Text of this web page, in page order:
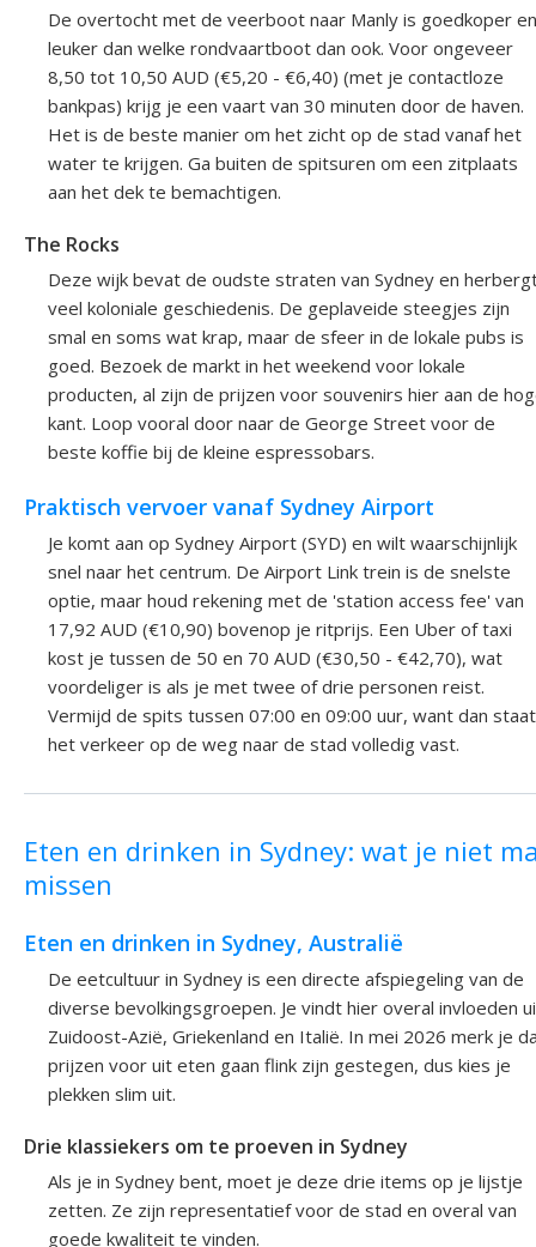
De overtocht met de veerboot naar Manly is goedkoper en
leuker dan welke rondvaartboot dan ook. Voor ongeveer
8,50 tot 10,50 AUD (€5,20 - €6,40) (met je contactloze
bankpas) krijg je een vaart van 30 minuten door de haven.
Het is de beste manier om het zicht op de stad vanaf het
water te krijgen. Ga buiten de spitsuren om een zitplaats
aan het dek te bemachtigen.
The Rocks
Deze wijk bevat de oudste straten van Sydney en
veel koloniale geschiedenis. De geplaveide steegjes zijn
smal en soms wat krap, maar de sfeer in de lokale pubs is
goed. Bezoek de markt in het weekend voor lokale
producten, al zijn de prijzen voor souvenirs hier aan de
kant. Loop vooral door naar de George Street voor de
beste koffie bij de kleine espressobars.
Praktisch vervoer vanaf Sydney Airport
Je komt aan op Sydney Airport (SYD) en wilt waarschijnlijk
snel naar het centrum. De Airport Link trein is de snelste
optie, maar houd rekening met de 'station access fee' van
17,92 AUD (€10,90) bovenop je ritprijs. Een Uber of taxi
kost je tussen de 50 en 70 AUD (€30,50 - €42,70), wat
voordeliger is als je met twee of drie personen reist.
Vermijd de spits tussen 07:00 en 09:00 uur, want dan staat
het verkeer op de weg naar de stad volledig vast.
Eten en drinken in Sydney: wat je niet
missen
Eten en drinken in Sydney, Australië
De eetcultuur in Sydney is een directe afspiegeling van de
diverse bevolkingsgroepen. Je vindt hier overal invloeden
Zuidoost-Azië, Griekenland en Italië. In mei 2026 merk je
prijzen voor uit eten gaan flink zijn gestegen, dus kies je
plekken slim uit.
Drie klassiekers om te proeven in Sydney
Als je in Sydney bent, moet je deze drie items op je lijstje
zetten. Ze zijn representatief voor de stad en overal van
goede kwaliteit te vinden.